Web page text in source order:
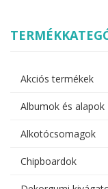
Akciós termékek
Albumok és alapok
Alkotócsomagok
Chipboardok